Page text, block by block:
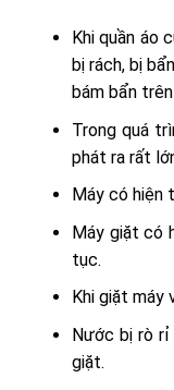
Khi quần áo
bị rách, bị
bám bẩn trên
Trong quá
phát ra rất
Máy có hiện
Máy giặt có
tục.
Khi giặt
Nước bị rò
giặt.